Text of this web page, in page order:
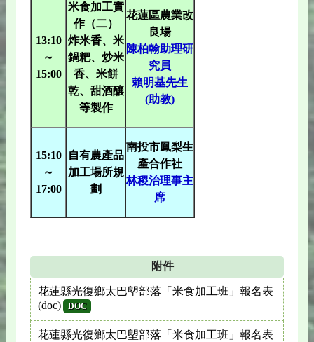
13:10
～
15:00
米食加工實
作（二）
炸米香、米
鍋粑、炒米
香、米餅
乾、甜酒釀
等製作
花蓮區農業改
良場
陳柏翰助理研
究員
賴明基先生
(助教)
15:10
～
17:00
自有農產品
加工場所規
劃
南投市鳳梨生
產合作社
林稷治理事主
席
附件
花蓮縣光復鄉太巴塱部落「米食加工班」報名表
(doc)
DOC
花蓮縣光復鄉太巴塱部落「米食加工班」報名表